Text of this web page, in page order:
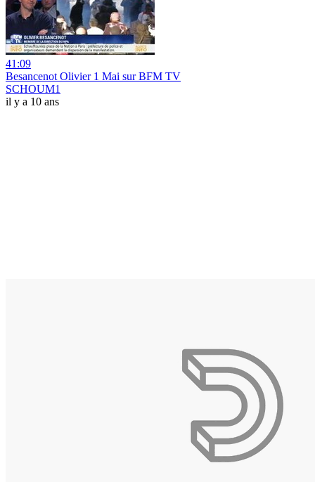
41:09
Besancenot Olivier 1 Mai sur BFM TV
SCHOUM1
il y a 10 ans